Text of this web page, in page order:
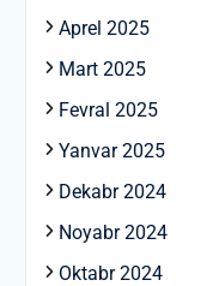
Aprel 2025
Mart 2025
Fevral 2025
Yanvar 2025
Dekabr 2024
Noyabr 2024
Oktabr 2024